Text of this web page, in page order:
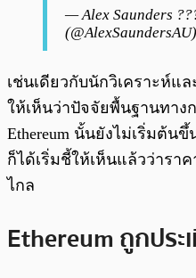
— Alex Saunders
(@AlexSaundersAU)
เช่นเดียวกับนักวิเคราะห์แ
ให้เห็นว่าปัจจัยพื้นฐานทาง
Ethereum นั้นยังไม่เริ่มต้น
ก็ได้เริ่มชี้ให้เห็นแล้วว่ารา
ไกล
Ethereum ถูกประ